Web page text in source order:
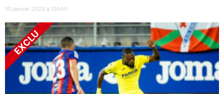
10 janvier 2020 à 15h00